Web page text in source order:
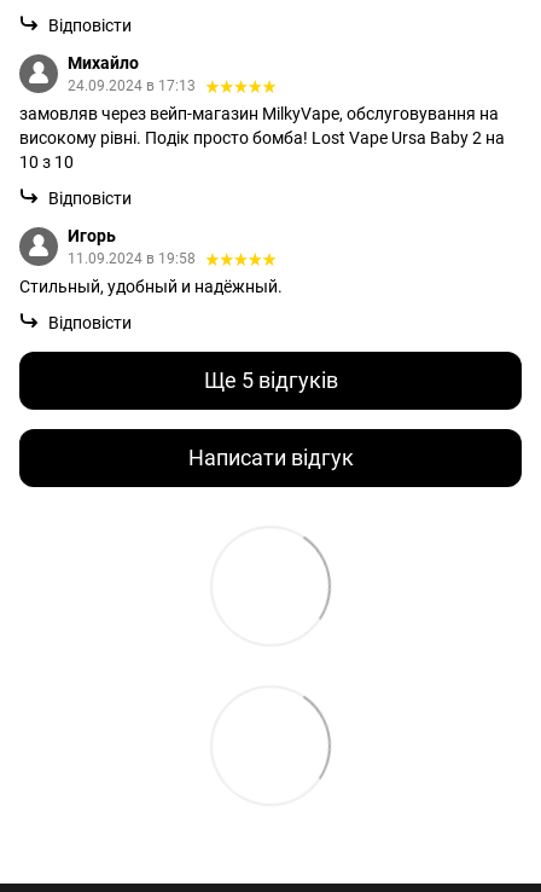
Відповісти
Михайло
24.09.2024 в 17:13
замовляв через вейп-магазин MilkyVape, обслуговування на
високому рівні. Подік просто бомба! Lost Vape Ursa Baby 2 на
10 з 10
Відповісти
Игорь
11.09.2024 в 19:58
Стильный, удобный и надёжный.
Відповісти
Ще 5 відгуків
Написати відгук